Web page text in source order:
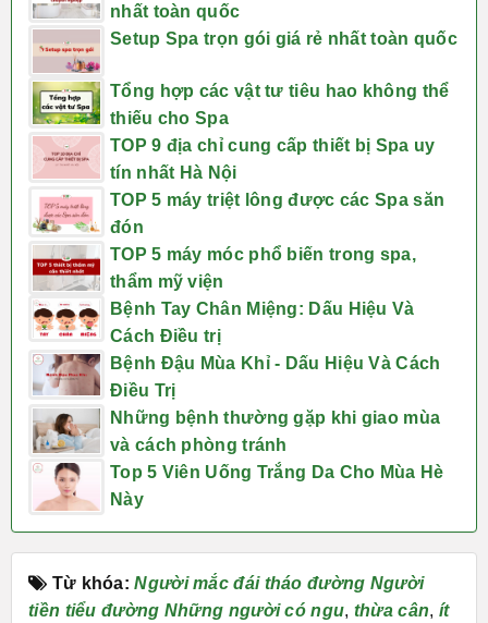
nhất toàn quốc
Setup Spa trọn gói giá rẻ nhất toàn quốc
Tổng hợp các vật tư tiêu hao không thể
thiếu cho Spa
TOP 9 địa chỉ cung cấp thiết bị Spa uy
tín nhất Hà Nội
TOP 5 máy triệt lông được các Spa săn
đón
TOP 5 máy móc phổ biến trong spa,
thẩm mỹ viện
Bệnh Tay Chân Miệng: Dấu Hiệu Và
Cách Điều trị
Bệnh Đậu Mùa Khỉ - Dấu Hiệu Và Cách
Điều Trị
Những bệnh thường gặp khi giao mùa
và cách phòng tránh
Top 5 Viên Uống Trắng Da Cho Mùa Hè
Này
Từ khóa:Người mắc đái tháo đường Người
tiền tiểu đường Những người có ngu, thừa cân, ít